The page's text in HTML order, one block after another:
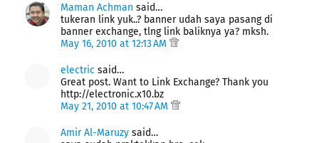
Maman Achman said…
tukeran link yuk..? banner udah saya pasang di
banner exchange, tlng link baliknya ya? mksh.
May 16, 2010 at 12:13 AM
electric said…
Great post. Want to Link Exchange? Thank you
http://electronic.x10.bz
May 21, 2010 at 10:47 AM
Amir Al-Maruzy said…